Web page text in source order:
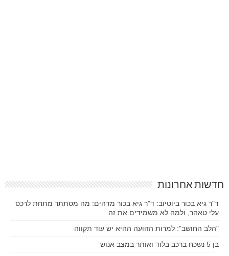
חדשות אחרונות
ד"ר גיא בכור ביוטיוב: ד"ר גיא בכור מדהים: מה מסתתר מתחת לרכס
עלי טאהר, ולמה לא משמידים את זה
"הלב החושב": למרות הזוועה ההיא יש עוד תקווה
בן 5 נשכח ברכב בלוד ואותר במצב אנוש